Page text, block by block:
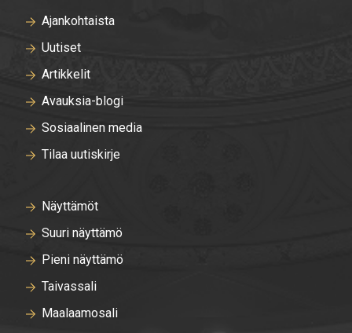
Ajankohtaista
Uutiset
Artikkelit
Avauksia-blogi
Sosiaalinen media
Tilaa uutiskirje
Näyttämöt
Suuri näyttämö
Pieni näyttämö
Taivassali
Maalaamosali